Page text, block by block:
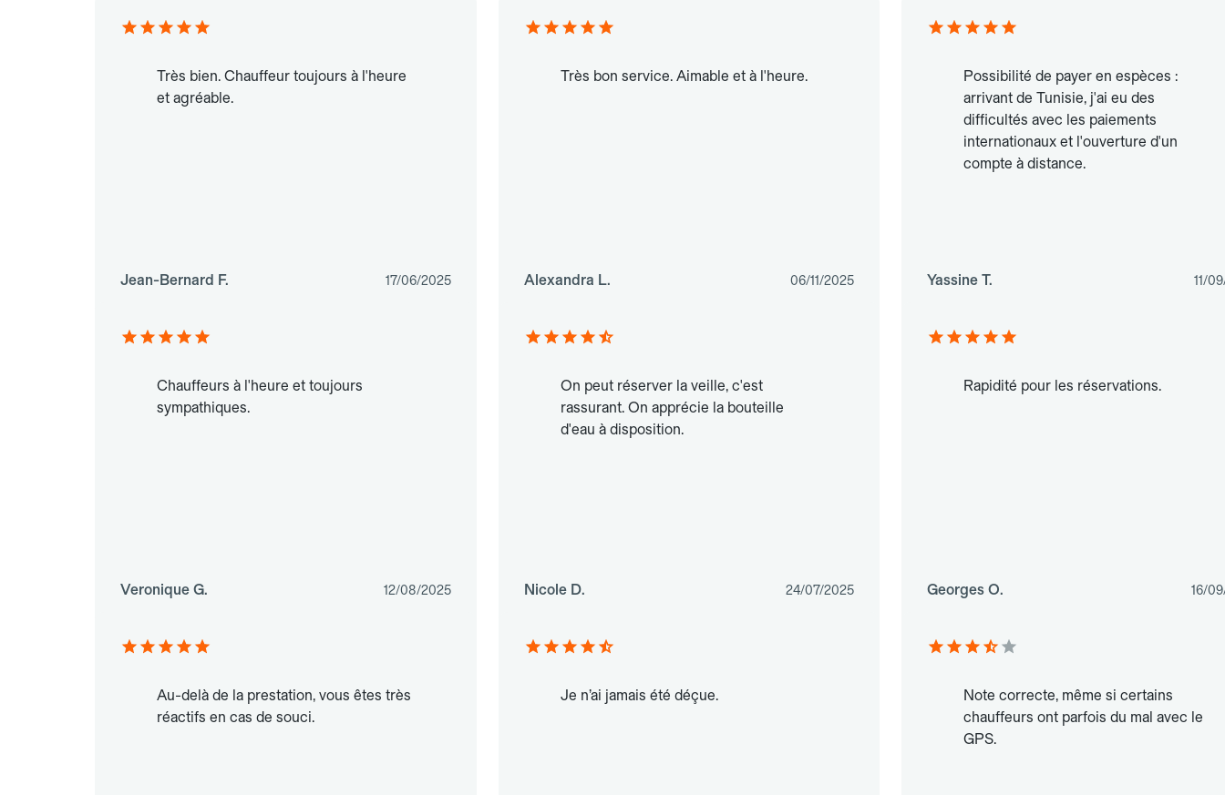
Très bien. Chauffeur toujours à l'heure
et agréable.
Jean-Bernard F. 17/06/2025
Très bon service. Aimable et à l'heure.
Alexandra L. 06/11/2025
Possibilité de payer en espèces :
arrivant de Tunisie, j'ai eu des
difficultés avec les paiements
internationaux et l'ouverture d'un
compte à distance.
Yassine T. 11/
Chauffeurs à l'heure et toujours
sympathiques.
Veronique G. 12/08/2025
On peut réserver la veille, c'est
rassurant. On apprécie la bouteille
d'eau à disposition.
Nicole D. 24/07/2025
Rapidité pour les réservations.
Georges O. 16/
Au-delà de la prestation, vous êtes très
réactifs en cas de souci.
Je n’ai jamais été déçue.
Note correcte, même si certains
chauffeurs ont parfois du mal avec le
GPS.